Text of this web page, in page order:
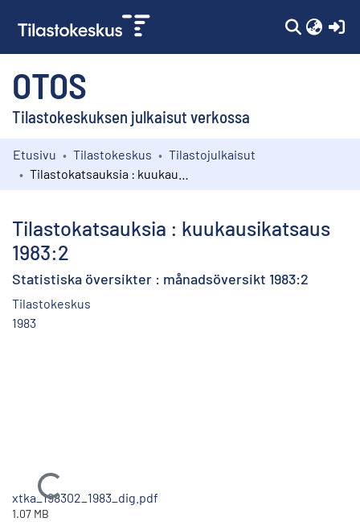
OTOS
Tilastokeskuksen julkaisut verkossa
Kokoelmat
Etusivu Tilastokeskus
Tilastojulkaisut
Tilastokatsauksia : kuukausikatsaus
1983:2
Statistiska översikter : månadsöversikt 1983:2
Tilastokeskus
1983
Ladataan...
xtka_198302_1983_dig.pdf
1.07 MB